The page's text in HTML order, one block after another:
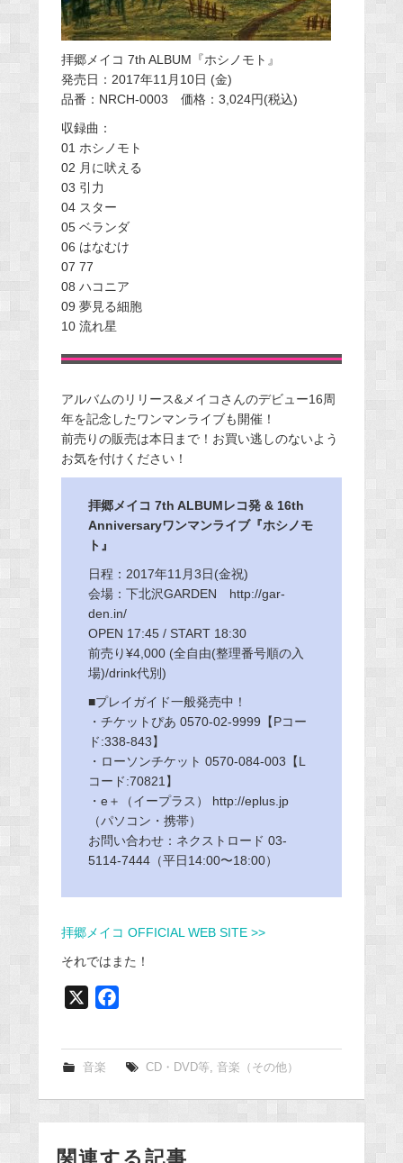
拝郷メイコ 7th ALBUM『ホシノモト』
発売日：2017年11月10日 (金)
品番：NRCH-0003 価格：3,024円(税込)
収録曲：
01 ホシノモト
02 月に吠える
03 引力
04 スター
05 ベランダ
06 はなむけ
07 77
08 ハコニア
09 夢見る細胞
10 流れ星
アルバムのリリース&メイコさんのデビュー16周
年を記念したワンマンライブも開催！
前売りの販売は本日まで！お買い逃しのないよう
お気を付けください！
拝郷メイコ 7th ALBUMレコ発 & 16th
Anniversaryワンマンライブ『ホシノモ
ト』
日程：2017年11月3日(金祝)
会場：下北沢GARDEN http://gar-
den.in/
OPEN 17:45 / START 18:30
前売り¥4,000 (全自由(整理番号順の入
場)/drink代別)
■プレイガイド一般発売中！
・チケットぴあ 0570-02-9999【Pコー
ド:338-843】
・ローソンチケット 0570-084-003【L
コード:70821】
・e＋（イープラス） http://eplus.jp
（パソコン・携帯）
お問い合わせ：ネクストロード 03-
5114-7444（平日14:00〜18:00）
拝郷メイコ OFFICIAL WEB SITE >>
それではまた！
e
音楽 CD・DVD等, 音楽（その他）
関連する記事